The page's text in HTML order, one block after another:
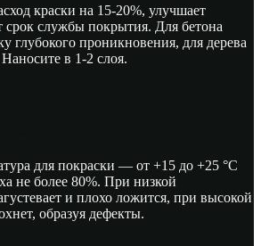
краски на 15-20%, улучшает
срок службы покрытия. Для бетона
глубокого проникновения, для дерева
в 1-2 слоя.
для покраски — от +15 до +25 °C
не более 80%. При низкой
и плохо ложится, при высокой
образуя дефекты.